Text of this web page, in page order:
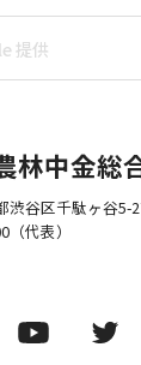
林中金総
渋谷区千駄ヶ谷5-
（代表）